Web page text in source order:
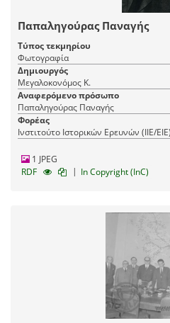
Παπαληγούρας Παναγής
Τύπος τεκμηρίου
Φωτογραφία
Δημιουργός
Μεγαλοκονόμος Κ.
Αναφερόμενο πρόσωπο
Παπαληγούρας Παναγής
Φορέας
Ινστιτούτο Ιστορικών Ερευνών (ΙΙΕ/ΕΙΕ)
1 JPEG
RDF
| In Copyright (InC)